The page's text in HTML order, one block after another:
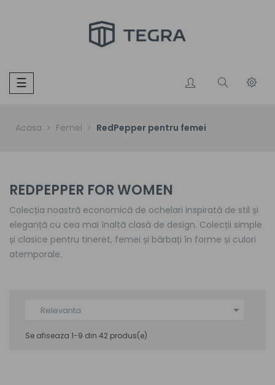
Toggle
navigation
☰
Acasa Femei RedPepper pentru femei
REDPEPPER FOR WOMEN
Colecția noastră economică de ochelari inspirată de stil și
eleganță cu cea mai înaltă clasă de design. Colecții simple
și clasice pentru tineret, femei și bărbați în forme și culori
atemporale.
Relevanta 
Se afiseaza 1-9 din 42 produs(e)